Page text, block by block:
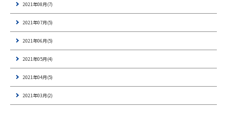
2021年08月(7)
2021年07月(5)
2021年06月(5)
2021年05月(4)
2021年04月(5)
2021年03月(2)